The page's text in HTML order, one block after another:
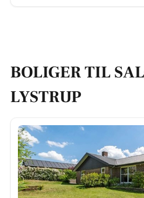
BOLIGER TIL
LYSTRUP